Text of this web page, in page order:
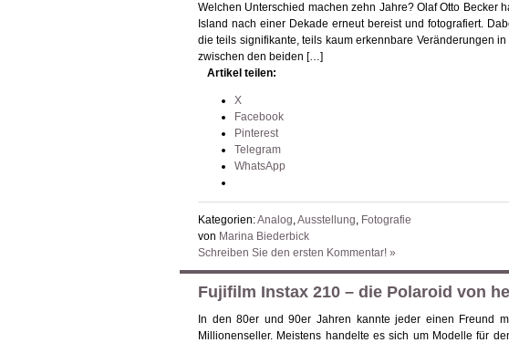
Welchen Unterschied machen zehn Jahre? Olaf Otto Becker
Island nach einer Dekade erneut bereist und fotografiert.
die teils signifikante, teils kaum erkennbare Veränderungen
zwischen den beiden […]
Artikel teilen:
X
Facebook
Pinterest
Telegram
WhatsApp
Kategorien:Analog,Ausstellung, Fotografie
von Marina Biederbick
Schreiben Sie den ersten Kommentar! »
Fujifilm Instax 210 – die Polaroid von
In den 80er und 90er Jahren kannte jeder einen Freund
Millionenseller. Meistens handelte es sich um Modelle für